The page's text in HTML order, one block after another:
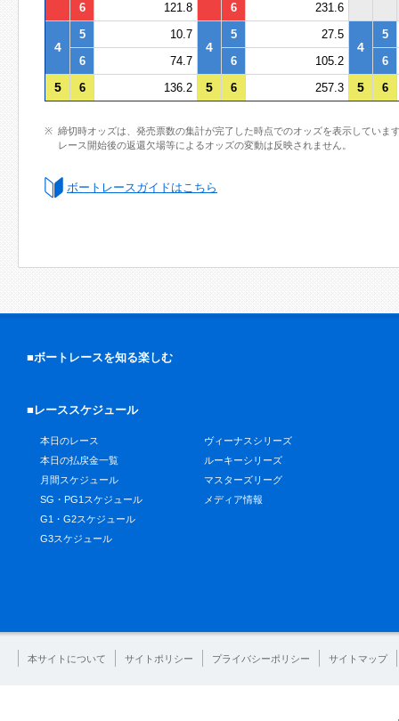
6
121.8 6 231.6
4
5 10.7
4
5 27.5
4
5
6
74.7 6 105.2 6
5 6 136.2 5 6 257.3 5 6
締切時オッズは、発売票数の集計が完了した時点でのオッズを表示していま
レース開始後の返還欠場等によるオッズの変動は反映されません。
ボートレースガイドはこちら
■ボートレースを知る楽しむ
■レーススケジュール
本日のレース
本日の払戻金一覧
月間スケジュール
SG・PG1スケジュール
G1・G2スケジュール
G3スケジュール
ヴィーナスシリーズ
ルーキーシリーズ
マスターズリーグ
メディア情報
本サイトについて サイトポリシー プライバシーポリシー サイトマップ